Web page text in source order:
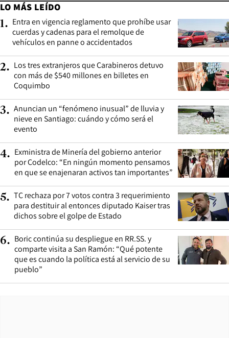
LO MÁS LEÍDO
1. Entra en vigencia reglamento que prohíbe usar
cuerdas y cadenas para el remolque de
vehículos en panne o accidentados
2. Los tres extranjeros que Carabineros detuvo
con más de $540 millones en billetes en
Coquimbo
3. Anuncian un “fenómeno inusual” de lluvia y
nieve en Santiago: cuándo y cómo será el
evento
4. Exministra de Minería del gobierno anterior
por Codelco: “En ningún momento pensamos
en que se enajenaran activos tan importantes”
5. TC rechaza por 7 votos contra 3 requerimiento
para destituir al entonces diputado Kaiser tras
dichos sobre el golpe de Estado
6. Boric continúa su despliegue en RR.SS. y
comparte visita a San Ramón: “Qué potente
que es cuando la política está al servicio de su
pueblo”